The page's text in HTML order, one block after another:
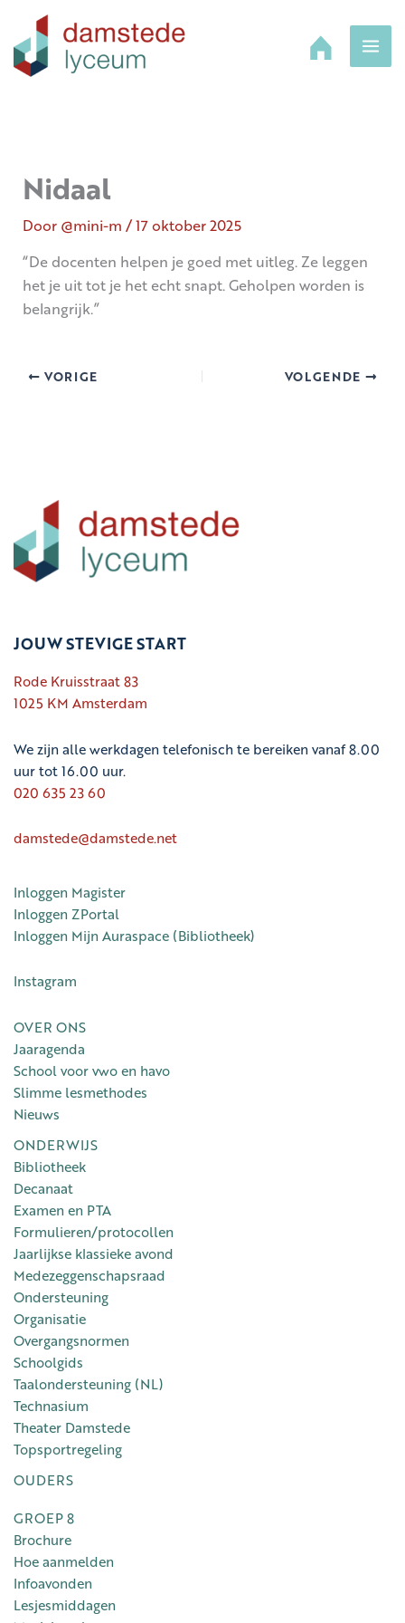
naar
inhoud
Nidaal
Door @mini-m /17 oktober 2025
“De docenten helpen je goed met uitleg. Ze leggen
het je uit tot je het echt snapt. Geholpen worden is
belangrijk.”
VORIGE VOLGENDE
JOUW STEVIGE START
Rode Kruisstraat 83
1025 KM Amsterdam
We zijn alle werkdagen telefonisch te bereiken vanaf 8.00
uur tot 16.00 uur.
020 635 23 60
damstede@damstede.net
Inloggen Magister
Inloggen ZPortal
Inloggen Mijn Auraspace (Bibliotheek)
Instagram
OVER ONS
Jaaragenda
School voor vwo en havo
Slimme lesmethodes
Nieuws
ONDERWIJS
Bibliotheek
Decanaat
Examen en PTA
Formulieren/protocollen
Jaarlijkse klassieke avond
Medezeggenschapsraad
Ondersteuning
Organisatie
Overgangsnormen
Schoolgids
Taalondersteuning (NL)
Technasium
Theater Damstede
Topsportregeling
OUDERS
GROEP 8
Brochure
Hoe aanmelden
Infoavonden
Lesjesmiddagen